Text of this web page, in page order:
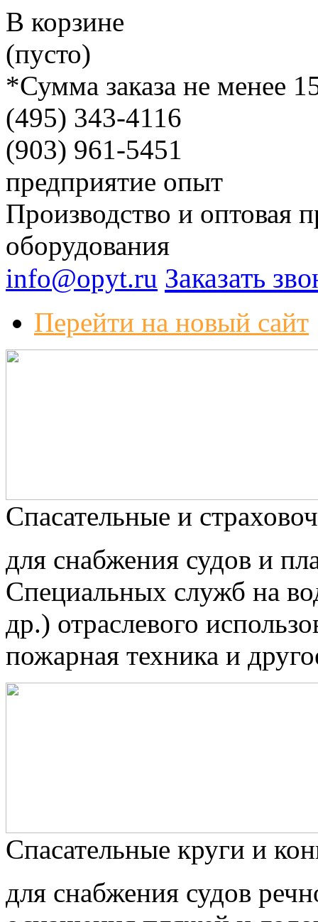
В корзине
(пусто)
*Сумма заказа не менее
(495) 343-4116
(903) 961-5451
предприятие опыт
Производство и оптовая
оборудования
info@opyt.ru Заказать
Перейти на новый сайт
Спасательные и
для снабжения судов и
Специальных служб на
др.) отраслевого
пожарная техника и
Спасательные круги и
для снабжения судов